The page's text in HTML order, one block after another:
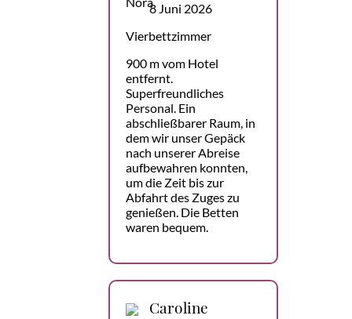
8 Juni 2026
Vierbettzimmer
900 m vom Hotel
entfernt.
Superfreundliches
Personal. Ein
abschließbarer Raum, in
dem wir unser Gepäck
nach unserer Abreise
aufbewahren konnten,
um die Zeit bis zur
Abfahrt des Zuges zu
genießen. Die Betten
waren bequem.
Caroline